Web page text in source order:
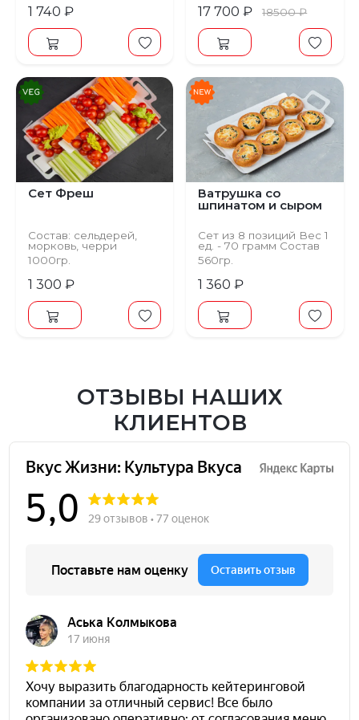
1 740 ₽ 17 700 ₽ 18500 ₽
Предыдущий Следующий
Сет Фреш
Состав: сельдерей,
морковь, черри
помидоры Тарелка на
10-15 персон
1000гр.
1 300 ₽
Ватрушка со
шпинатом и сыром
Сет из 8 позиций Вес 1
ед. - 70 грамм Состав
Тесто на пирожки,
шпинат, сыр
560гр.
1 360 ₽
ОТЗЫВЫ НАШИХ
КЛИЕНТОВ